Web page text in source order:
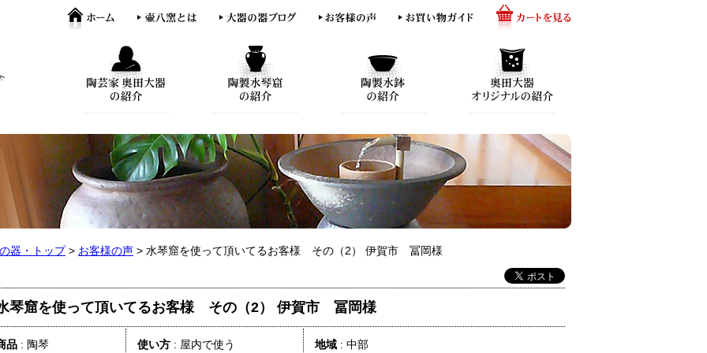
器・トップ> お客様の声 > 水琴窟を使って頂いてるお客様 その（2） 伊賀市 冨岡様
琴窟を使って頂いてるお客様 その（2） 伊賀市 冨岡様
品 : 陶琴 使い方 : 屋内で使う 地域 : 中部